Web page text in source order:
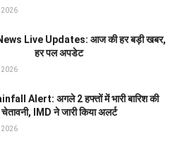
2026
Live Updates: आज की हर बड़ी खबर,
हर पल अपडेट
2026
Alert: अगले 2 हफ्तों में भारी बारिश की
चेतावनी, IMD ने जारी किया अलर्ट
2026